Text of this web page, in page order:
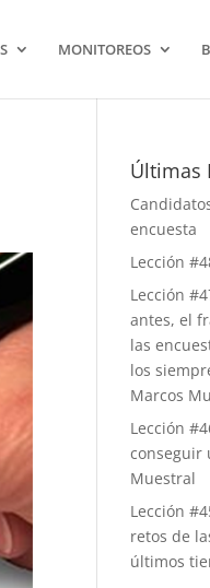
MONITOREOS
Últimas
encuesta
Lección
Lección
antes, el
las
los
Marcos
Lección
conseguir
Muestral
Lección
retos de
últimos